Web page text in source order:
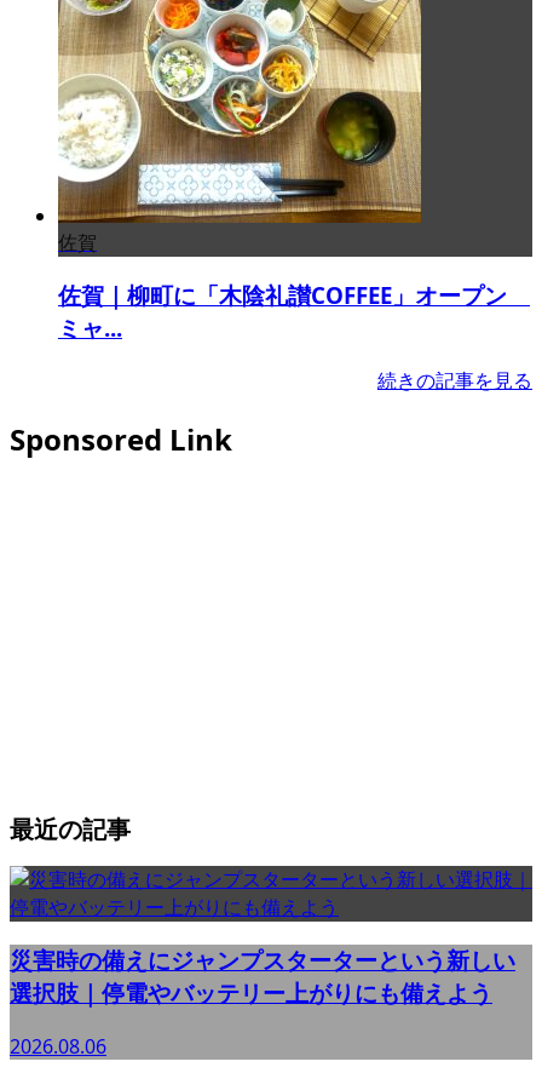
佐賀
佐賀｜柳町に「木陰礼讃COFFEE」オープン
ミャ...
続きの記事を見る
Sponsored Link
最近の記事
災害時の備えにジャンプスターターという新しい
選択肢｜停電やバッテリー上がりにも備えよう
2026.08.06